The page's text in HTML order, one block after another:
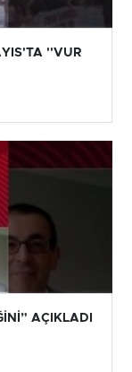
''VUR
AÇIKLADI